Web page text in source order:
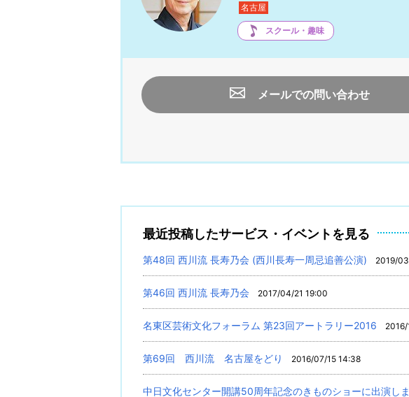
名古屋
スクール・趣味
メールでの問い合わせ
最近投稿したサービス・イベントを見る
第48回 西川流 長寿乃会 (西川長寿一周忌追善公演) 2019/
第46回 西川流 長寿乃会 2017/04/21 19:00
名東区芸術文化フォーラム 第23回アートラリー2016
第69回 西川流 名古屋をどり 2016/07/15 14:38
中日文化センター開講50周年記念のきものショーに出演し